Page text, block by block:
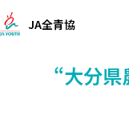
JA全青協
“大分県